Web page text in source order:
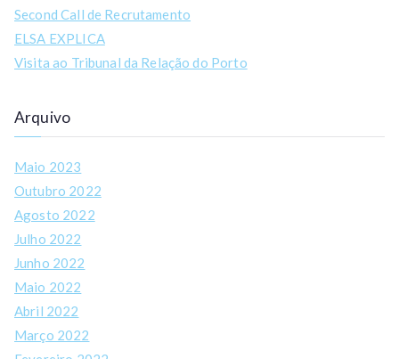
Second Call de Recrutamento
ELSA EXPLICA
Visita ao Tribunal da Relação do Porto
Arquivo
Maio 2023
Outubro 2022
Agosto 2022
Julho 2022
Junho 2022
Maio 2022
Abril 2022
Março 2022